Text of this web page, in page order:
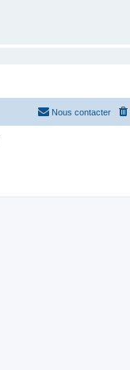
Nous contacter